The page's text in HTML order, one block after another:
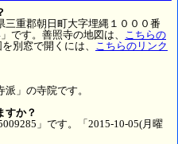
三重郡朝日町大字埋縄１０００番
です。善照寺の地図は、 こちらの
別窓で開くには、 こちらのリンク
」の寺院です。
すか？
」です。「2015-10-05(月曜